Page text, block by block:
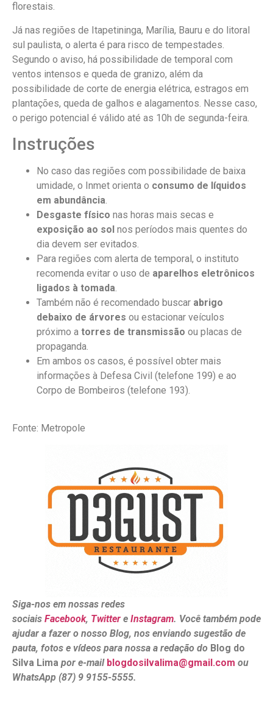
florestais.
Já nas regiões de Itapetininga, Marília, Bauru e do litoral
sul paulista, o alerta é para risco de tempestades.
Segundo o aviso, há possibilidade de temporal com
ventos intensos e queda de granizo, além da
possibilidade de corte de energia elétrica, estragos em
plantações, queda de galhos e alagamentos. Nesse caso,
o perigo potencial é válido até as 10h de segunda-feira.
Instruções
No caso das regiões com possibilidade de baixa
umidade, o Inmet orienta o consumo de líquidos
em abundância.
Desgaste físico nas horas mais secas e
exposição ao sol nos períodos mais quentes do
dia devem ser evitados.
Para regiões com alerta de temporal, o instituto
recomenda evitar o uso de aparelhos eletrônicos
ligados à tomada.
Também não é recomendado buscar abrigo
debaixo de árvores ou estacionar veículos
próximo a torres de transmissão ou placas de
propaganda.
Em ambos os casos, é possível obter mais
informações à Defesa Civil (telefone 199) e ao
Corpo de Bombeiros (telefone 193).
Fonte: Metropole
Siga-nos em nossas redes
sociais Facebook, Twitter e Instagram. Você também pode
ajudar a fazer o nosso Blog, nos enviando sugestão de
pauta, fotos e vídeos para nossa a redação do Blog do
Silva Lima por e-mail blogdosilvalima@gmail.com ou
WhatsApp (87) 9 9155-5555.